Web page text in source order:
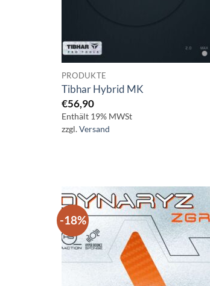
PRODUKTE
Tibhar Hybrid MK
€56,90
Enthält 19% MWSt
zzgl.Versand
-18%